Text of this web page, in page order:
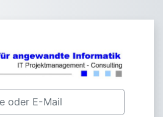
Anmelden bei
E-Mail